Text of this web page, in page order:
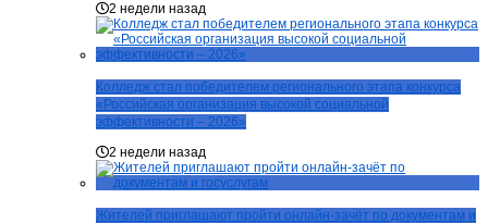
2 недели назад
Колледж стал победителем регионального этапа конкурса
«Российская организация высокой социальной
эффективности – 2026»
2 недели назад
Жителей приглашают пройти онлайн-зачёт по документам и